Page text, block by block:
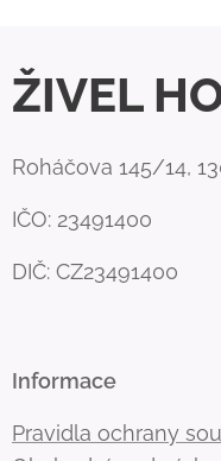
ŽIVEL
Roháčova 145/14,
IČO: 23491400
DIČ: CZ23491400
Informace
Pravidla ochrany